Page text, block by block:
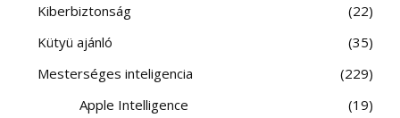
Kiberbiztonság
22
Kütyü ajánló
35
Mesterséges inteligencia
229
Apple Intelligence
19